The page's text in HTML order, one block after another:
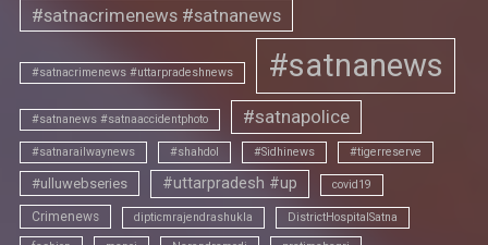
#satnacrimenews #satnanews
#satnacrimenews #uttarpradeshnews #satnanews
#satnanews #satnaaccidentphoto #satnapolice
#satnarailwaynews #shahdol #Sidhinews #tigerreserve
#ulluwebseries #uttarpradesh #up covid19
Crimenews dipticmrajendrashukla DistrictHospitalSatna